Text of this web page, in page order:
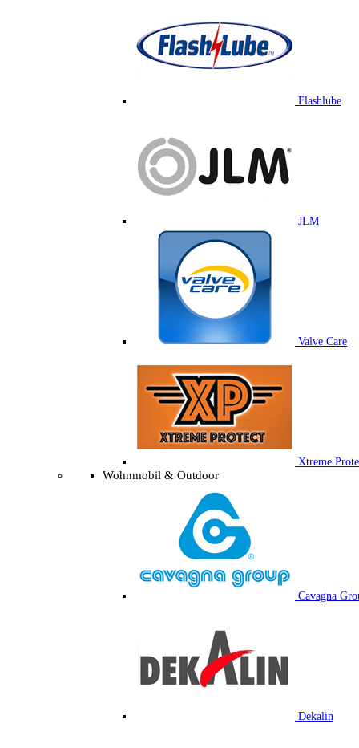
Flashlube
JLM
Valve Care
Xtreme
Wohnmobil & Outdoor
Cavagna
Dekalin